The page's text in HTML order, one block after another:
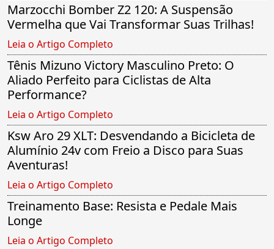
Marzocchi Bomber Z2 120: A Suspensão
Vermelha que Vai Transformar Suas Trilhas!
Leia o Artigo Completo
Tênis Mizuno Victory Masculino Preto: O
Aliado Perfeito para Ciclistas de Alta
Performance?
Leia o Artigo Completo
Ksw Aro 29 XLT: Desvendando a Bicicleta de
Alumínio 24v com Freio a Disco para Suas
Aventuras!
Leia o Artigo Completo
Treinamento Base: Resista e Pedale Mais
Longe
Leia o Artigo Completo